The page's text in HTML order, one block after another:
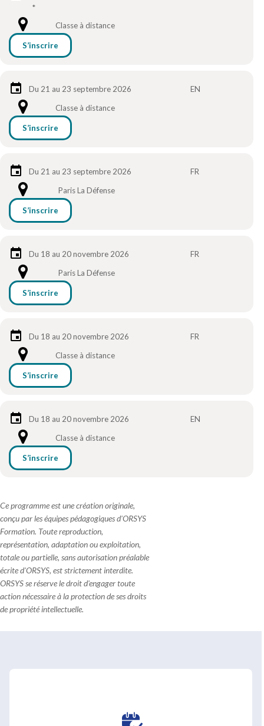
*
Classe à distance
S’inscrire
Du 21 au 23 septembre 2026
EN
Classe à distance
S’inscrire
Du 21 au 23 septembre 2026
FR
Paris La Défense
S’inscrire
Du 18 au 20 novembre 2026
FR
Paris La Défense
S’inscrire
Du 18 au 20 novembre 2026
FR
Classe à distance
S’inscrire
Du 18 au 20 novembre 2026
EN
Classe à distance
S’inscrire
Ce programme est une création originale,
conçu par les équipes pédagogiques d'ORSYS
Formation. Toute reproduction,
représentation, adaptation ou exploitation,
totale ou partielle, sans autorisation préalable
écrite d'ORSYS, est strictement interdite.
ORSYS se réserve le droit d'engager toute
action nécessaire à la protection de ses droits
de propriété intellectuelle.